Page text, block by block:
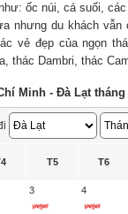
ốc núi, cá suối,
nhưng du khách vẫn
vẻ đẹp của ngọn
thác Dambri, thác
Minh - Đà Lạt tháng
T5 T6
3 4